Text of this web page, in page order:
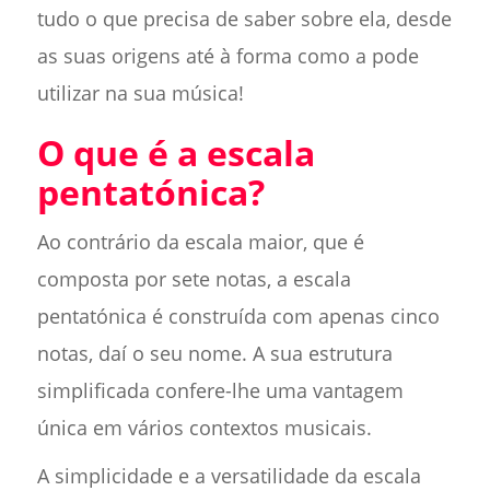
tudo o que precisa de saber sobre ela, desde
as suas origens até à forma como a pode
utilizar na sua música!
O que é a escala
pentatónica?
Ao contrário da escala maior, que é
composta por sete notas, a escala
pentatónica é construída com apenas cinco
notas, daí o seu nome. A sua estrutura
simplificada confere-lhe uma vantagem
única em vários contextos musicais.
A simplicidade e a versatilidade da escala